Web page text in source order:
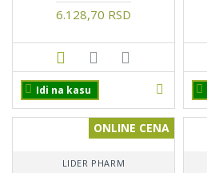
6.128,70 RSD
Idi na kasu
ONLINE CENA
LIDER PHARM